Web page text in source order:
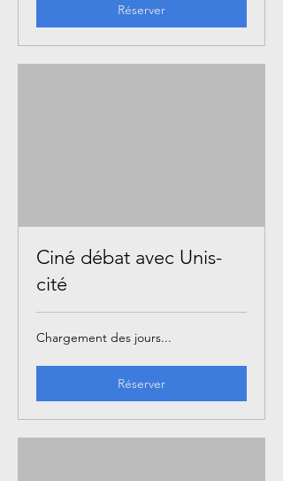
Réserver
Ciné débat avec Unis-
cité
Chargement des jours...
Réserver